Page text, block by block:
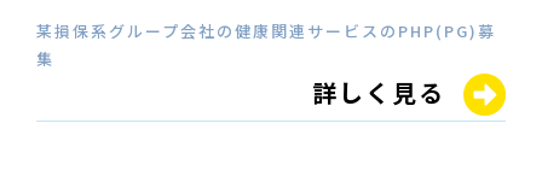
某損保系グループ会社の健康関連サービスのPHP(PG)募
集
詳しく見る